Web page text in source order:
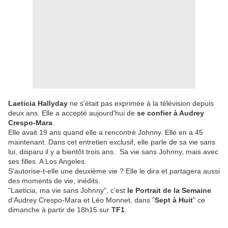
Laeticia Hallyday ne s'était pas exprimée à la télévision depuis
deux ans. Elle a accepté aujourd'hui de se confier à Audrey
Crespo-Mara
Elle avait 19 ans quand elle a rencontré Johnny. Elle en a 45
maintenant. Dans cet entretien exclusif, elle parle de sa vie sans
lui, disparu il y a bientôt trois ans. Sa vie sans Johnny, mais avec
ses filles. A Los Angeles.
S’autorise-t-elle une deuxième vie ? Elle le dira et partagera aussi
des moments de vie, inédits.
"Laeticia, ma vie sans Johnny", c’est le Portrait de la Semaine
d’Audrey Crespo-Mara et Léo Monnet, dans "Sept à Huit" ce
dimanche à partir de 18h15 sur TF1